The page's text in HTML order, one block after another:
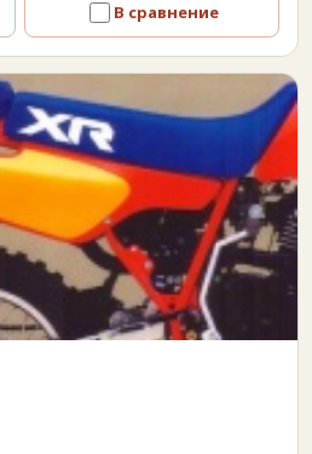
В сравнение